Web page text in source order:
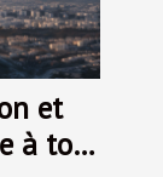
et
à tour